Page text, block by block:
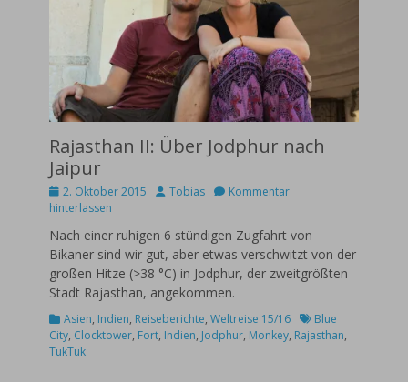
Rajasthan II: Über Jodphur nach
Jaipur
Posted
on
2. Oktober 2015 AutorTobias
Kommentar
hinterlassen
Nach einer ruhigen 6 stündigen Zugfahrt von
Bikaner sind wir gut, aber etwas verschwitzt von der
großen Hitze (>38 °C) in Jodphur, der zweitgrößten
Stadt Rajasthan, angekommen.
Kategorien
Asien, Indien, Reiseberichte, Weltreise 15/16 Schlagworte
Blue
City, Clocktower, Fort, Indien, Jodphur, Monkey, Rajasthan,
TukTuk